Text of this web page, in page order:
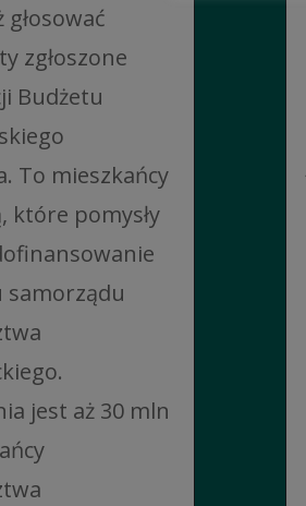
głosować
zgłoszone
Budżetu
To mieszkańcy
które pomysły
samorządu
jest aż 30 mln